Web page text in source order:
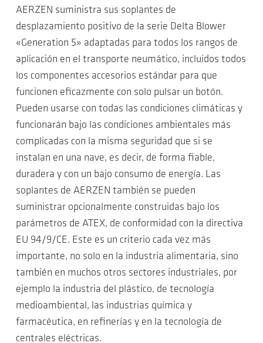
AERZEN suministra sus soplantes de
desplazamiento positivo de la serie Delta Blower
«Generation 5» adaptadas para todos los rangos de
aplicación en el transporte neumático, incluidos todos
los componentes accesorios estándar para que
funcionen eficazmente con solo pulsar un botón.
Pueden usarse con todas las condiciones climáticas y
funcionarán bajo las condiciones ambientales más
complicadas con la misma seguridad que si se
instalan en una nave, es decir, de forma fiable,
duradera y con un bajo consumo de energía. Las
soplantes de AERZEN también se pueden
suministrar opcionalmente construidas bajo los
parámetros de ATEX, de conformidad con la directiva
EU 94/9/CE. Este es un criterio cada vez más
importante, no solo en la industria alimentaria, sino
también en muchos otros sectores industriales, por
ejemplo la industria del plástico, de tecnología
medioambiental, las industrias química y
farmacéutica, en refinerías y en la tecnología de
centrales eléctricas.